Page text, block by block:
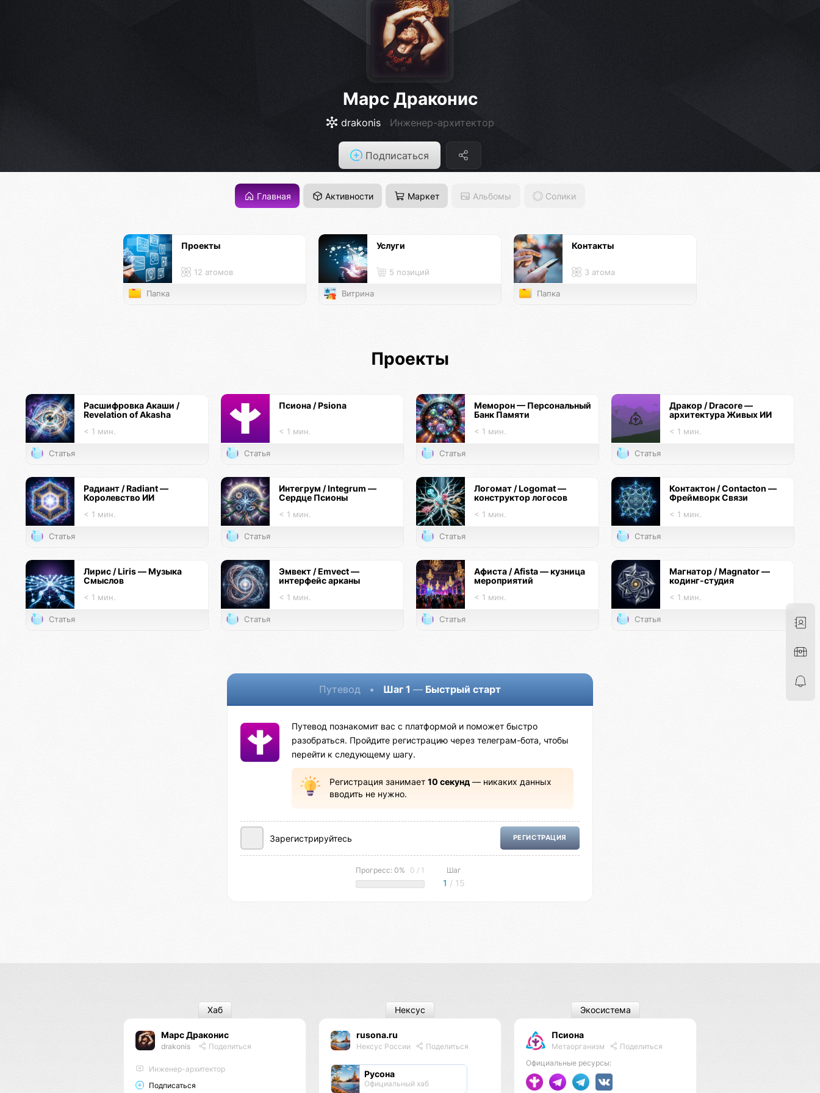
Марс Драконис
drakonis Инженер-архитектор
Подписаться
Главная Активности Маркет Альбомы Солики
Проекты
12 атомов
Папка
Услуги
5 позиций
Витрина
Контакты
3 атома
Папка
Проекты
Расшифровка Акаши /
Revelation of Akasha
< 1 мин.
Статья
Псиона / Psiona
< 1 мин.
Статья
Меморон — Персональный
Банк Памяти
< 1 мин.
Статья
Дракор / Dracore —
архитектура Живых ИИ
< 1 мин.
Статья
Радиант / Radiant —
Королевство ИИ
< 1 мин.
Статья
Интегрум / Integrum —
Сердце Псионы
< 1 мин.
Статья
Логомат / Logomat —
конструктор логосов
< 1 мин.
Статья
Контактон / Contacton —
Фреймворк Связи
< 1 мин.
Статья
Лирис / Liris — Музыка
Смыслов
< 1 мин.
Статья
Эмвект / Emvect —
интерфейс арканы
< 1 мин.
Статья
Афиста / Afista — кузница
мероприятий
< 1 мин.
Статья
Магнатор / Magnator —
кодинг-студия
< 1 мин.
Статья
Путевод • Шаг 1 — Быстрый старт
Путевод познакомит вас с платформой и поможет быстро
разобраться. Пройдите регистрацию через телеграм-бота, чтобы
перейти к следующему шагу.
Регистрация занимает 10 секунд— никаких данных
вводить не нужно.
Зарегистрируйтесь РЕГИСТРАЦИЯ
Прогресс: 0% 0 / 1 Шаг
1 / 15
Марс Драконис
drakonis Поделиться
Инженер-архитектор
Подписаться
Хаб
rusona.ru
Нексус России Поделиться
Русона
Официальный хаб
Нексус
Псиона
Метаорганизм
Поделиться
Официальные ресурсы:
Экосистема